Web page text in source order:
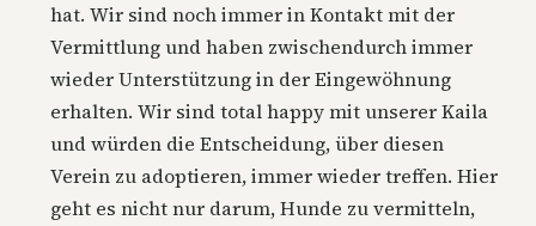
hat. Wir sind noch immer in Kontakt mit der
Vermittlung und haben zwischendurch immer
wieder Unterstützung in der Eingewöhnung
erhalten. Wir sind total happy mit unserer Kaila
und würden die Entscheidung, über diesen
Verein zu adoptieren, immer wieder treffen. Hier
geht es nicht nur darum, Hunde zu vermitteln,